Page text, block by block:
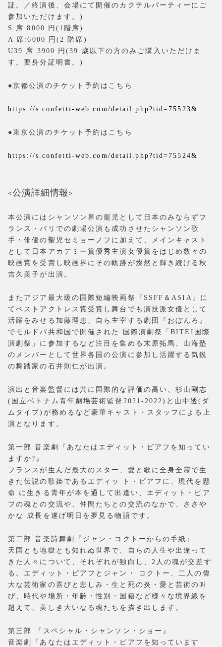
証。／終演後、会場にて開催のカクテルパーティーにご
参加いただけます。)
S 席:8000 円(1階席)
A 席:6000 円(2 階席)
U39 席:3900 円(39 歳以下の方のみご購入いただけま
す。要身分証明書。)
●京都公演のチケット予約はこちら
https://s.confetti-web.com/detail.php?tid=75523&
●東京公演のチケット予約はこちら
https://s.confetti-web.com/detail.php?tid=75524&
<公演詳細情報>
本公演にはシャンソン界の寵児として日本のみならずフ
ランス・パリでの劇場公演も成功させたシャンソン歌
手・俳優の聖児セミョーノフに加えて、メインキャスト
として日本アカデミー賞優秀主演女優賞をはじめ数々の
映画賞を受賞し映画界にその軌跡が燦然と輝き続ける秋
吉久美子が出演。
またアジア最大級の国際短編映画祭『SSFF＆ASIA』に
てベストアクトレス賞受賞し舞台でも演技派女優として
活躍をみせる加藤理恵、自ら主宰する劇団『おぼんろ』
でモルドバ共和国で開催された 国際演劇祭「BITEI国際
演劇祭」に参加するなど注目を集める末原拓馬、山海塾
のメンバーとして世界各国の公演に参加し活躍する気鋭
の舞踏家の石井則仁が出演。
演出と音楽監督には共に国際的な評価の高い、杉山剛志
(国立ベトナム青年劇場芸術監督2021-2022)と山中透(ダ
ムタイプ)が務めるなど豪華キャスト・スタッフによる上
演となります。
第一部 音楽劇『あなたはエディット・ピアフを知ってい
ますか?』
フランスが生んだ最大のスター、愛と歌に全身全霊で生
きた伝説の歌姫であるエディッ ト・ピアフに、現代を懸
命 に生きる青年が本を通して出逢い、エディット・ピア
フの魂との交流や、仲間たちとの交流のなかで、ささや
かな 成長を遂げ明日を夢見る物語です。
第二部 音楽詩舞劇『ジャン・コクトーからの手紙』
天国とも地獄とも知れぬ世界で、自らの人生や出逢って
きた人々について、それぞれが独白し、2人の魂が交差す
る。エディット・ピアフとジャン・ コクトー、二人の偉
大な芸術家の喜びと悲しみ・生と死の炎・愛と芸術の叫
び、時代や場所・年齢・性別・国籍など様々な境界線を
超えて、美しき大いなる魂たちを描き出します。
第三部 『スペシャル・シャンソン・ショー』
音楽劇『あなたはエディット・ピアフを知っています